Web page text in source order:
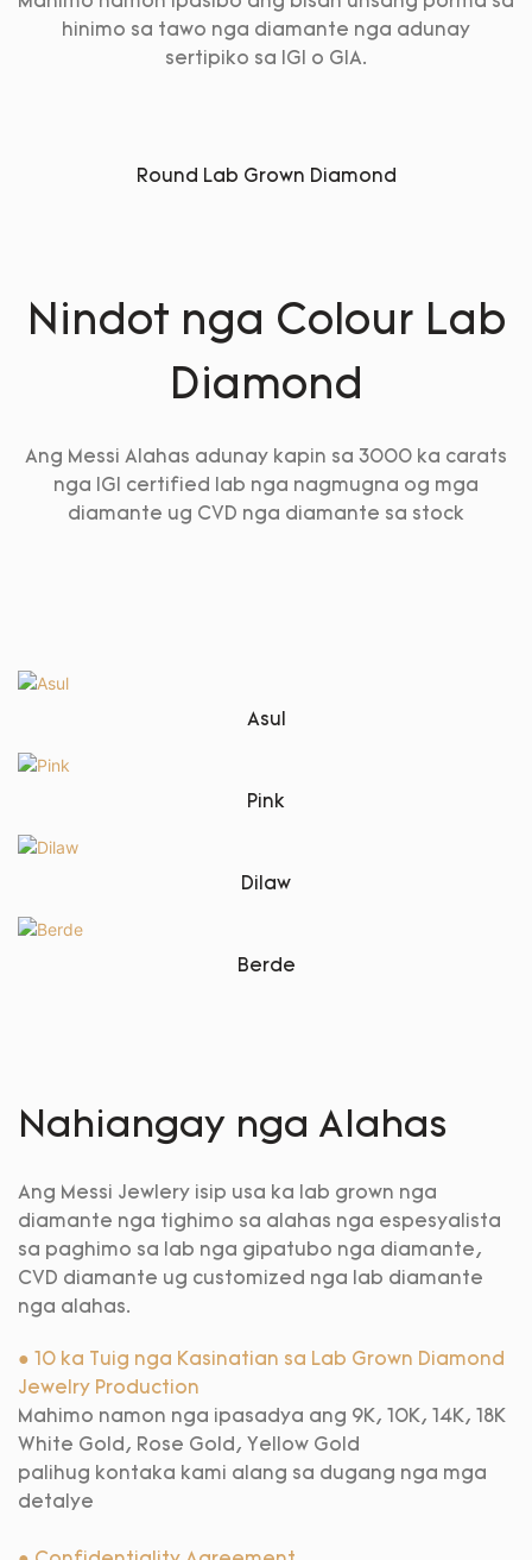
hinimo sa tawo nga diamante nga adunay
sertipiko sa IGI o GIA.
Round Lab Grown Diamond
Nindot nga Colour Lab
Diamond
Ang Messi Alahas adunay kapin sa 3000 ka carats
nga IGI certified lab nga nagmugna og mga
diamante ug CVD nga diamante sa stock
Asul
Pink
Dilaw
Berde
Nahiangay nga Alahas
Ang Messi Jewlery isip usa ka lab grown nga
diamante nga tighimo sa alahas nga espesyalista
sa paghimo sa lab nga gipatubo nga diamante,
CVD diamante ug customized nga lab diamante
nga alahas.
● 10 ka Tuig nga Kasinatian sa Lab Grown Diamond
Jewelry Production
Mahimo namon nga ipasadya ang 9K, 10K, 14K, 18K
White Gold, Rose Gold, Yellow Gold
palihug kontaka kami alang sa dugang nga mga
detalye